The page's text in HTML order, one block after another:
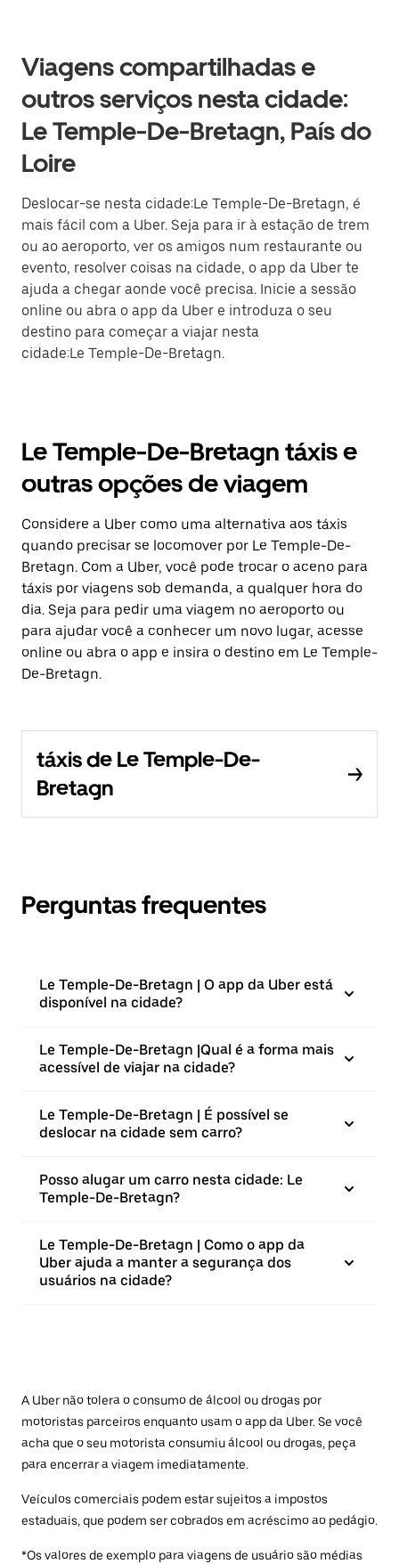
Viagens compartilhadas e
outros serviços nesta cidade:
Le Temple-De-Bretagn, País do
Loire
Deslocar-se nesta cidade:Le Temple-De-Bretagn, é
mais fácil com a Uber. Seja para ir à estação de trem
ou ao aeroporto, ver os amigos num restaurante ou
evento, resolver coisas na cidade, o app da Uber te
ajuda a chegar aonde você precisa. Inicie a sessão
online ou abra o app da Uber e introduza o seu
destino para começar a viajar nesta
cidade:Le Temple-De-Bretagn.
Le Temple-De-Bretagn táxis e
outras opções de viagem
Considere a Uber como uma alternativa aos táxis
quando precisar se locomover por Le Temple-De-
Bretagn. Com a Uber, você pode trocar o aceno para
táxis por viagens sob demanda, a qualquer hora do
dia. Seja para pedir uma viagem no aeroporto ou
para ajudar você a conhecer um novo lugar, acesse
online ou abra o app e insira o destino em Le Temple-
De-Bretagn.
táxis de Le Temple-De-
Bretagn
Perguntas frequentes
Le Temple-De-Bretagn | O app da Uber está
disponível na cidade?
Le Temple-De-Bretagn |⁠Qual é a forma mais
acessível de viajar na cidade?
Le Temple-De-Bretagn | É possível se
deslocar na cidade sem carro?
Posso alugar um carro nesta cidade: Le
Temple-De-Bretagn?
Le Temple-De-Bretagn | Como o app da
Uber ajuda a manter a segurança dos
usuários na cidade?
A Uber não tolera o consumo de álcool ou drogas por
motoristas parceiros enquanto usam o app da Uber. Se você
acha que o seu motorista consumiu álcool ou drogas, peça
para encerrar a viagem imediatamente.
Veículos comerciais podem estar sujeitos a impostos
estaduais, que podem ser cobrados em acréscimo ao pedágio.
*Os valores de exemplo para viagens de usuário são médias